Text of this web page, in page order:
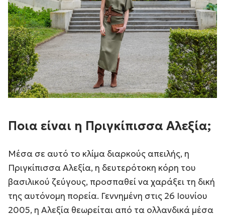
Ποια είναι η Πριγκίπισσα Αλεξία;
Μέσα σε αυτό το κλίμα διαρκούς απειλής, η
Πριγκίπισσα Αλεξία, η δευτερότοκη κόρη του
βασιλικού ζεύγους, προσπαθεί να χαράξει τη δική
της αυτόνομη πορεία. Γεννημένη στις 26 Ιουνίου
2005, η Αλεξία θεωρείται από τα ολλανδικά μέσα